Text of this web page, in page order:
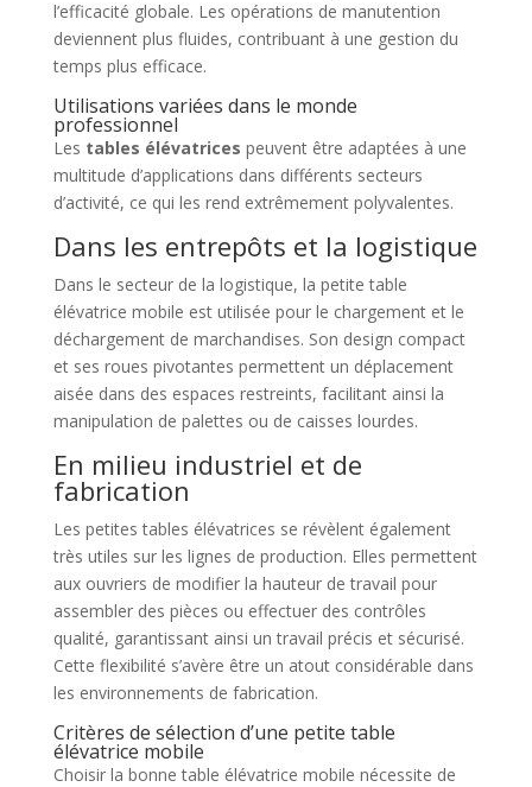
l’efficacité globale. Les opérations de manutention
deviennent plus fluides, contribuant à une gestion du
temps plus efficace.
Utilisations variées dans le monde
professionnel
Les tables élévatrices peuvent être adaptées à une
multitude d’applications dans différents secteurs
d’activité, ce qui les rend extrêmement polyvalentes.
Dans les entrepôts et la logistique
Dans le secteur de la logistique, la petite table
élévatrice mobile est utilisée pour le chargement et le
déchargement de marchandises. Son design compact
et ses roues pivotantes permettent un déplacement
aisée dans des espaces restreints, facilitant ainsi la
manipulation de palettes ou de caisses lourdes.
En milieu industriel et de
fabrication
Les petites tables élévatrices se révèlent également
très utiles sur les lignes de production. Elles permettent
aux ouvriers de modifier la hauteur de travail pour
assembler des pièces ou effectuer des contrôles
qualité, garantissant ainsi un travail précis et sécurisé.
Cette flexibilité s’avère être un atout considérable dans
les environnements de fabrication.
Critères de sélection d’une petite table
élévatrice mobile
Choisir la bonne table élévatrice mobile nécessite de